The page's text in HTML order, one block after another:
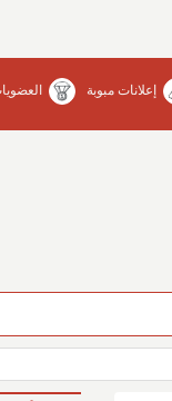
إعلانات مبوبة